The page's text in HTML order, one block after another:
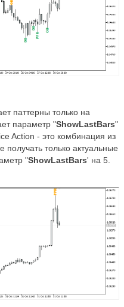
паттерны только на
параметр "ShowLastBars"
Action - это комбинация из
получать только актуальные
"ShowLastBars' на 5.